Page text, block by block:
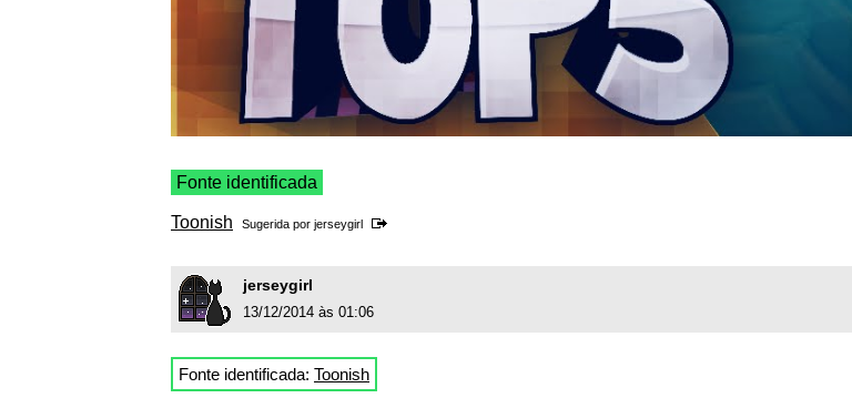
Fonte identificada
Toonish Sugerida por jerseygirl
jerseygirl
13/12/2014 às 01:06
Fonte identificada: Toonish